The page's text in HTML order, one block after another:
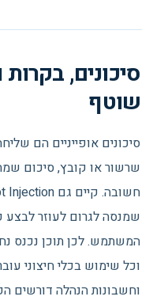
סיכונים,
שוטף
סיכונים אופייניים הם
שרשור או קובץ, סיכום
שמנסה לגרום לעוזר
המשתמש. לכן תוכן נכנס
וכל שימוש בכלי חיצוני
וחשבונות הנהלה דורשים